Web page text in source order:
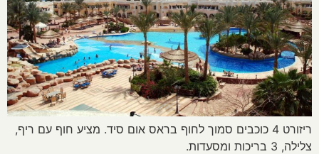
ריזורט 4 כוכבים סמוך לחוף בראס אום סיד. מציע חוף עם ריף,
צלילה, 3 בריכות ומסעדות.